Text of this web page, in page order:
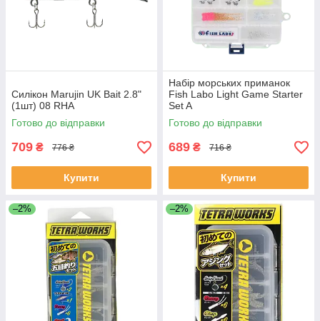
Силікон Marujin UK Bait 2.8"
(1шт) 08 RHA
Готово до відправки
709 ₴ 776 ₴
Купити
Набір морських приманок
Fish Labo Light Game Starter
Set A
Готово до відправки
689 ₴ 716 ₴
Купити
–2% –2%